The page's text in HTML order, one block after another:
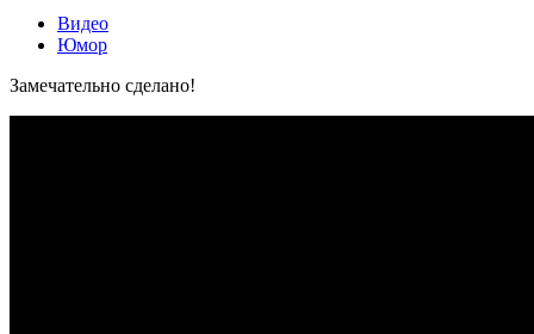
Видео
Юмор
Замечательно сделано!